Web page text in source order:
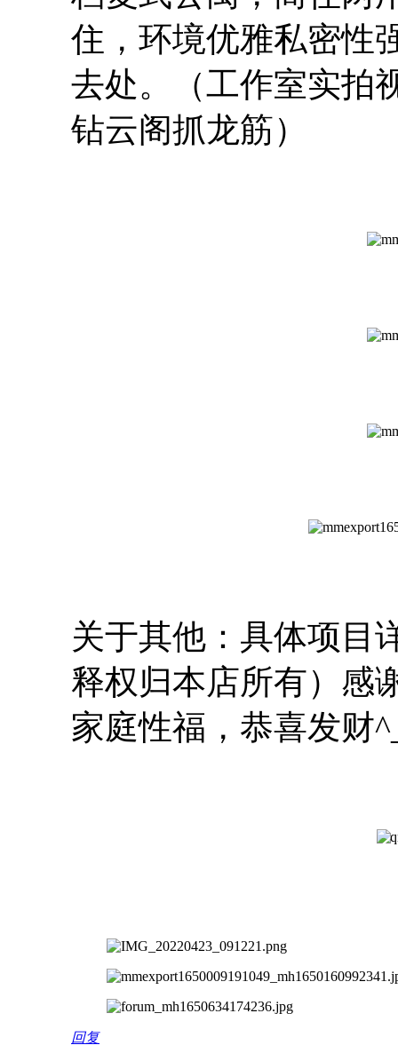
住，环境优雅私密性
去处。（工作室实拍
钻云阁抓龙筋）
关于其他：具体项目
释权归本店所有）感
家庭性福，恭喜发财
回复